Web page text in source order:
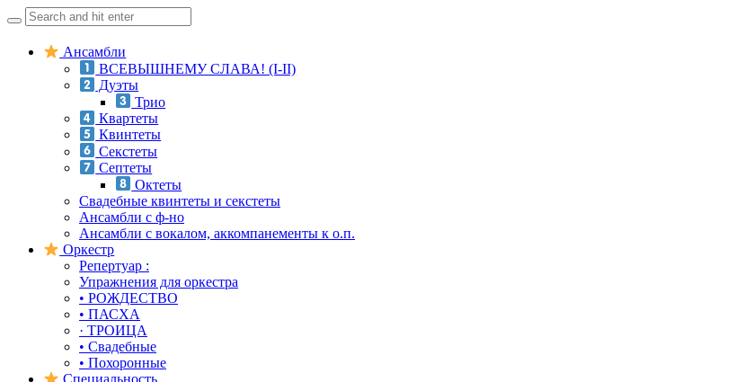
Search
for:
Skip
Ансамбли
ВСЕВЫШНЕМУ СЛАВА! (I-II)
Дуэты
Трио
Квартеты
Квинтеты
Секстеты
Септеты
Октеты
Свадебные квинтеты и секстеты
Ансамбли с ф-но
Ансамбли с вокалом, аккомпанементы к о.п.
Оркестр
Репертуар :
Упражнения для оркестра
• РОЖДЕСТВО
• ПАСХА
· ТРОИЦА
• Свадебные
• Похоронные